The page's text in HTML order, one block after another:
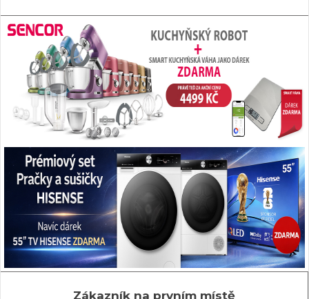
Zákazník na prvním místě